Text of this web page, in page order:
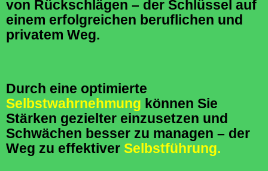
von Rückschlägen – der Schlüssel auf
einem erfolgreichen beruflichen und
privatem Weg.
Durch eine optimierte
Selbstwahrnehmung können Sie
Stärken gezielter einzusetzen und
Schwächen besser zu managen – der
Weg zu effektiver Selbstführung.